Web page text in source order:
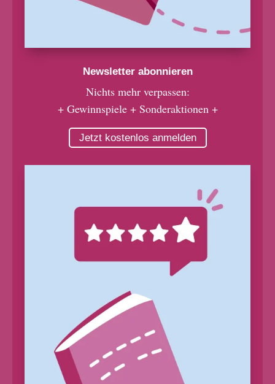
Newsletter abonnieren
Nichts mehr verpassen:
+ Gewinnspiele + Sonderaktionen +
Jetzt kostenlos anmelden